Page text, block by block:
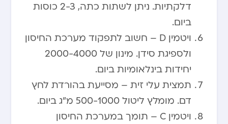
דלקתיות. ניתן לשתות כתה, 2-3 כוסות
ביום.
ויטמין D – חשוב לתפקוד מערכת החיסון
ולספיגת סידן. מינון של 2000-4000
יחידות בינלאומיות ביום.
תמצית עלי זית – מסייעת בהורדת לחץ
דם. מומלץ ליטול 500-1000 מ”ג ביום.
ויטמין C – תומך במערכת החיסון